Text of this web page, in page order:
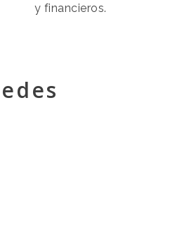
y financieros.